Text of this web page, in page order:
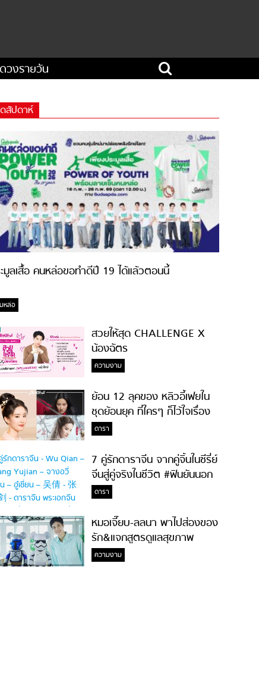
ดวงรายวัน
สัปดาห์
มูลเสื้อ คนหล่อขอทำดีปี 19 ได้แล้วตอนนี้
หล่อ
สวยให้สุด CHALLENGE X
น้องฉัตร
ความงาม
ย้อน 12 ลุคของ หลิวอี้เฟยใน
ชุดย้อนยุค ที่ใครๆ ก็ไว้ใจเรื่อง
ความสวย!
ดารา
7 คู่รักดาราจีน จากคู่จิ้นในซีรี่ย์
จีนสู่คู่จริงในชีวิต #ฟินยันนอก
จอ
ดารา
หมอเจี๊ยบ-ลลนา พาไปส่องของ
รัก&แจกสูตรดูแลสุขภาพ
#ล้างจมูกไม่ยากจะสอนให้
ความงาม